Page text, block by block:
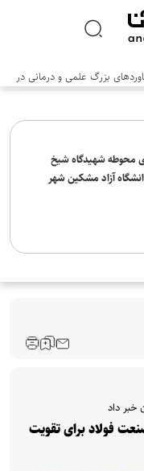
محوطه شهیدگاه شیخ
آزاد مشکین شهر
داد
فولاد برای تقویت